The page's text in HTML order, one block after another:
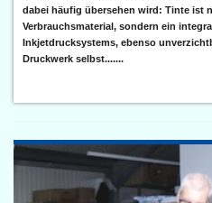
dabei häufig übersehen wird: Tinte ist
Verbrauchsmaterial, sondern ein
Inkjetdrucksystems, ebenso
Druckwerk selbst.......